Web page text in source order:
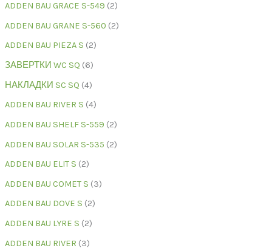
ADDEN BAU GRACE S-549 2
ADDEN BAU GRANE S-560 2
ADDEN BAU PIEZA S 2
ЗАВЕРТКИ WC SQ 6
НАКЛАДКИ SC SQ 4
ADDEN BAU RIVER S 4
ADDEN BAU SHELF S-559 2
ADDEN BAU SOLAR S-535 2
ADDEN BAU ELIT S 2
ADDEN BAU COMET S 3
ADDEN BAU DOVE S 2
ADDEN BAU LYRE S 2
ADDEN BAU RIVER 3